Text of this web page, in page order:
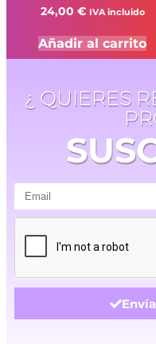
24,00 € IVA incluido
Añadir al carrito
¿ QUIERES